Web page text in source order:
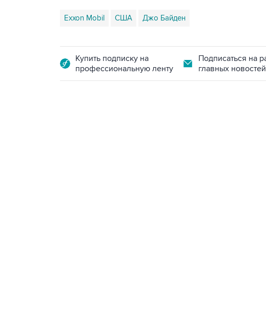
Exxon Mobil США Джо Байден
Купить подписку на
профессиональную ленту
Подписаться на
главных